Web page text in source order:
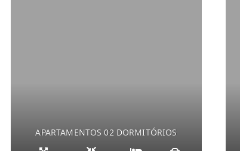
APARTAMENTOS 02 DORMITÓRIOS